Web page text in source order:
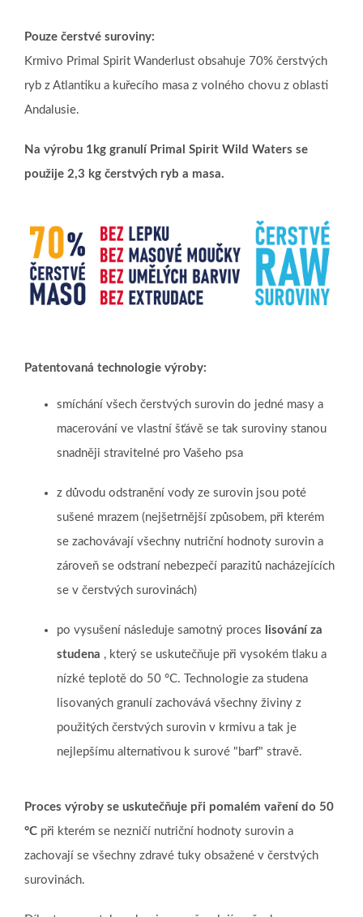
Pouze čerstvé suroviny:
Krmivo Primal Spirit Wanderlust obsahuje 70% čerstvých
ryb z Atlantiku a kuřecího masa z volného chovu z oblasti
Andalusie.
Na výrobu 1kg granulí Primal Spirit Wild Waters se
použije 2,3 kg čerstvých ryb a masa.
Patentovaná technologie výroby:
smíchání všech čerstvých surovin do jedné masy a
macerování ve vlastní šťávě se tak suroviny stanou
snadněji stravitelné pro Vašeho psa
z důvodu odstranění vody ze surovin jsou poté
sušené mrazem (nejšetrnější způsobem, při kterém
se zachovávají všechny nutriční hodnoty surovin a
zároveň se odstraní nebezpečí parazitů nacházejících
se v čerstvých surovinách)
po vysušení následuje samotný proces lisování za
studena , který se uskutečňuje při vysokém tlaku a
nízké teplotě do 50 °C.
Technologie za studena
lisovaných granulí zachovává všechny živiny z
použitých čerstvých surovin v krmivu a tak je
nejlepšímu alternativou k surové "barf" stravě.
Proces výroby se uskutečňuje při pomalém vaření do 50
°C při kterém se nezničí nutriční hodnoty surovin a
zachovají se všechny zdravé tuky obsažené v čerstvých
surovinách.